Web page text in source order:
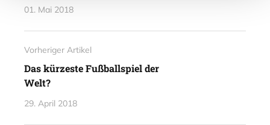
01. Mai 2018
Vorheriger Artikel
Das kürzeste Fußballspiel der
Welt?
29. April 2018